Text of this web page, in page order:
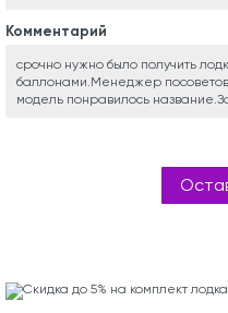
Комментарий
срочно нужно было получить
баллонами.Менеджер
модель понравилось